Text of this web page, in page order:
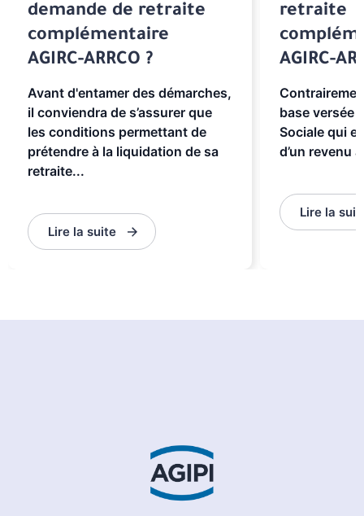
demande de retraite
complémentaire
AGIRC-ARRCO ?
Avant d'entamer des démarches,
il conviendra de s’assurer que
les conditions permettant de
prétendre à la liquidation de sa
retraite...
Lire la suite
retraite
AGIRC-
base versée
Sociale qui
d’un revenu
Lire la